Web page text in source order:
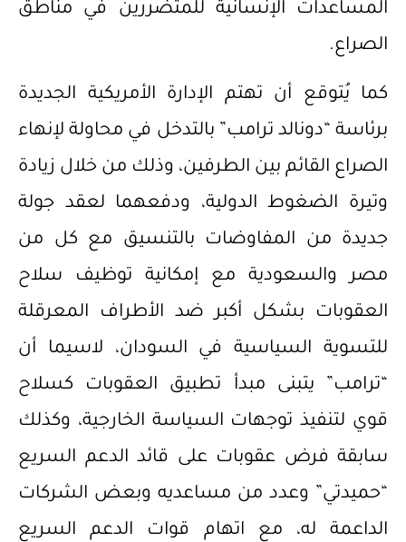
المساعدات الإنسانية للمتضررين في مناطق
الصراع.
كما يُتوقع أن تهتم الإدارة الأمريكية الجديدة
برئاسة “دونالد ترامب” بالتدخل في محاولة لإنهاء
الصراع القائم بين الطرفين، وذلك من خلال زيادة
وتيرة الضغوط الدولية، ودفعهما لعقد جولة
جديدة من المفاوضات بالتنسيق مع كل من
مصر والسعودية مع إمكانية توظيف سلاح
العقوبات بشكل أكبر ضد الأطراف المعرقلة
للتسوية السياسية في السودان، لاسيما أن
“ترامب” يتبنى مبدأ تطبيق العقوبات كسلاح
قوي لتنفيذ توجهات السياسة الخارجية، وكذلك
سابقة فرض عقوبات على قائد الدعم السريع
“حميدتي” وعدد من مساعديه وبعض الشركات
الداعمة له، مع اتهام قوات الدعم السريع